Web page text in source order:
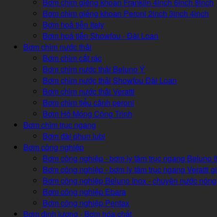
Bơm chìm giếng khoan Peroni 2inch 3inch 4inch
Bơm hoả tiễn Italy
Bơm hoả tiễn Showfou - Đài Loan
Bơm chìm nước thải
Bơm chìm cắt rác
Bơm chìm nước thải Beluno Ý
Bơm chìm nước thải Showfou Đài Loan
Bơm chìm nước thải Veratti
Bơm chìm tiểu cảnh peroni
Bơm Hố Móng Công Trình
Bơm chìm trục ngang
Bơm đài phun lubi
Bơm công nghiệp
Bơm công nghiệp - bơm ly tâm trục ngang Beluno
Bơm công nghiệp - bơm ly tâm trục ngang Veratti
Bơm công nghiệp Beluno Inox - chuyên nước nóng
Bơm công nghiệp Ebara
Bơm công nghiệp Pentax
Bơm định lượng - Bơm hóa chất